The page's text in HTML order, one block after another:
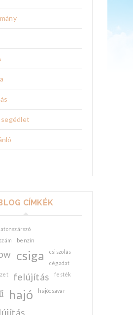
segédlet
CÍMKÉK
benzin
csiga
csiszolás
cégadat
felújítás festék
hajó hajócsavar